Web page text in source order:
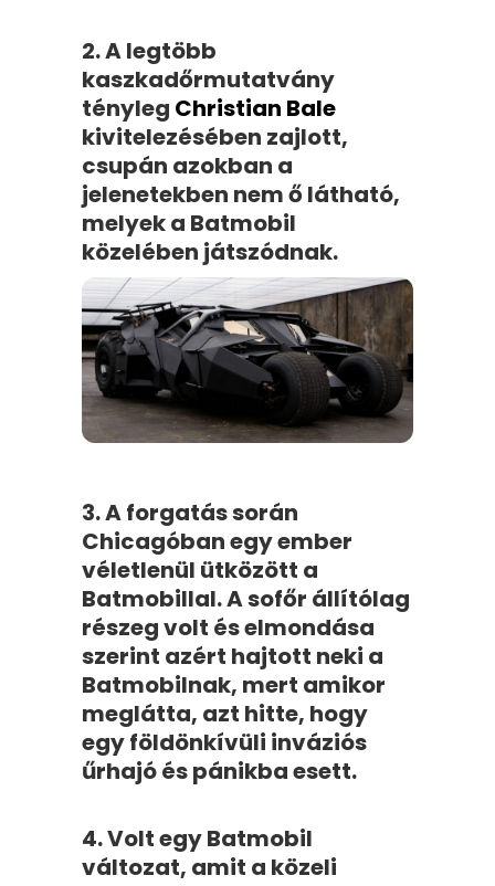
2. A legtöbb
kaszkadőrmutatvány
tényleg Christian Bale
kivitelezésében zajlott,
csupán azokban a
jelenetekben nem ő látható,
melyek a Batmobil
közelében játszódnak.
3. A forgatás során
Chicagóban egy ember
véletlenül ütközött a
Batmobillal. A sofőr állítólag
részeg volt és elmondása
szerint azért hajtott neki a
Batmobilnak, mert amikor
meglátta, azt hitte, hogy
egy földönkívüli inváziós
űrhajó és pánikba esett.
4. Volt egy Batmobil
változat, amit a közeli